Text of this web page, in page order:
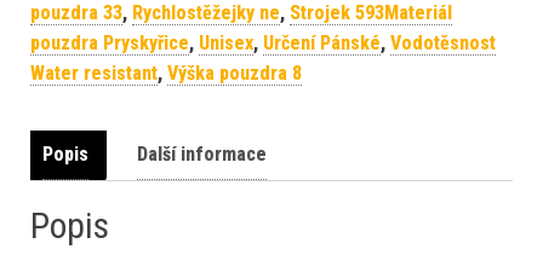
pouzdra 33, Rychlostěžejky ne, Strojek 593Materiál
pouzdra Pryskyřice, Unisex, Určení Pánské, Vodotěsnost
Water resistant, Výška pouzdra 8
Popis Další informace
Popis